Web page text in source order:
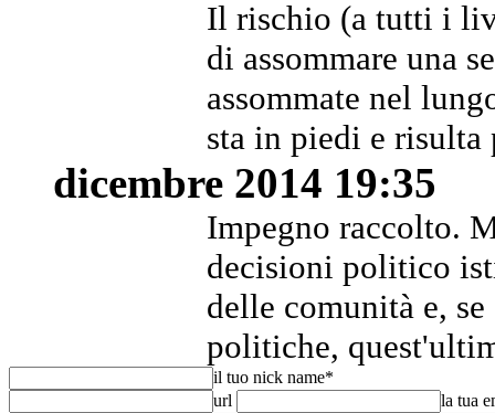
Il rischio (a tutti i
di assommare una
assommate nel
sta in piedi e risulta
dicembre 2014 19:35
Impegno raccolto.
decisioni politico
delle comunità e,
politiche,
il tuo nick name*
url
la tua